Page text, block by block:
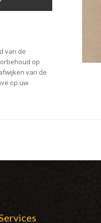
van de
op
van de
op uw